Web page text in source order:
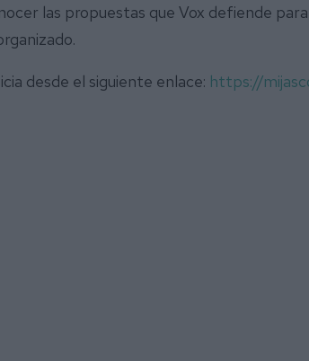
las propuestas que Vox defiende
desde el siguiente enlace: https://